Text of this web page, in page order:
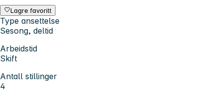
Lagre favoritt
Type ansettelse
Sesong, deltid
Arbeidstid
Skift
Antall stillinger
4